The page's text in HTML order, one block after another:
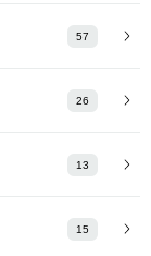
57
26
13
15